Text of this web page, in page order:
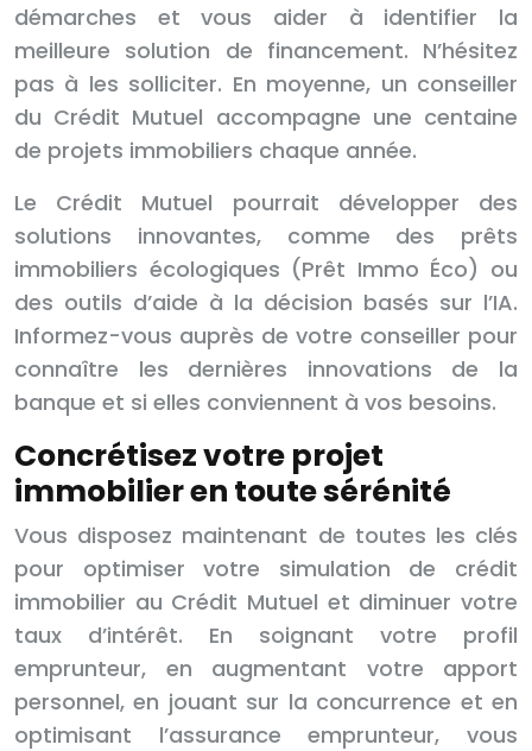
démarches et vous aider à identifier la
meilleure solution de financement. N’hésitez
pas à les solliciter. En moyenne, un conseiller
du Crédit Mutuel accompagne une centaine
de projets immobiliers chaque année.
Le Crédit Mutuel pourrait développer des
solutions innovantes, comme des prêts
immobiliers écologiques (Prêt Immo Éco) ou
des outils d’aide à la décision basés sur l’IA.
Informez-vous auprès de votre conseiller pour
connaître les dernières innovations de la
banque et si elles conviennent à vos besoins.
Concrétisez votre projet
immobilier en toute sérénité
Vous disposez maintenant de toutes les clés
pour optimiser votre simulation de crédit
immobilier au Crédit Mutuel et diminuer votre
taux d’intérêt. En soignant votre profil
emprunteur, en augmentant votre apport
personnel, en jouant sur la concurrence et en
optimisant l’assurance emprunteur, vous